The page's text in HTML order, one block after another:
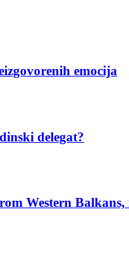
emocija
delegat?
Western